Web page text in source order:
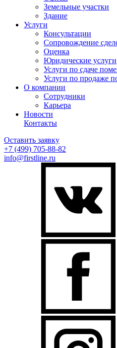
Земельные участки
Здание
Услуги
Консультации
Сопровождение
Оценка
Юридические услуги
Услуги по сдаче
Услуги по продаже
О компании
Сотрудники
Карьера
Новости
Контакты
Оставить заявку
+7 (499) 705-88-82
info@firstline.ru